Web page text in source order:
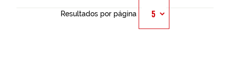
Resultados por página